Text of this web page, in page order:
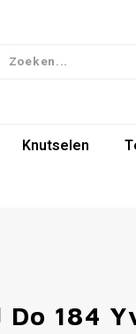
Knutselen
Do 184